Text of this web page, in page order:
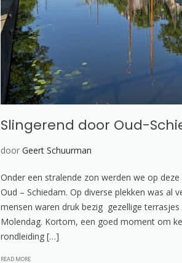
Slingerend door Oud-
door Geert Schuurman
Onder een stralende zon werden we op
Oud – Schiedam. Op diverse plekken was al
mensen waren druk bezig gezellige
Molendag. Kortom, een goed moment om
rondleiding […]
READ MORE